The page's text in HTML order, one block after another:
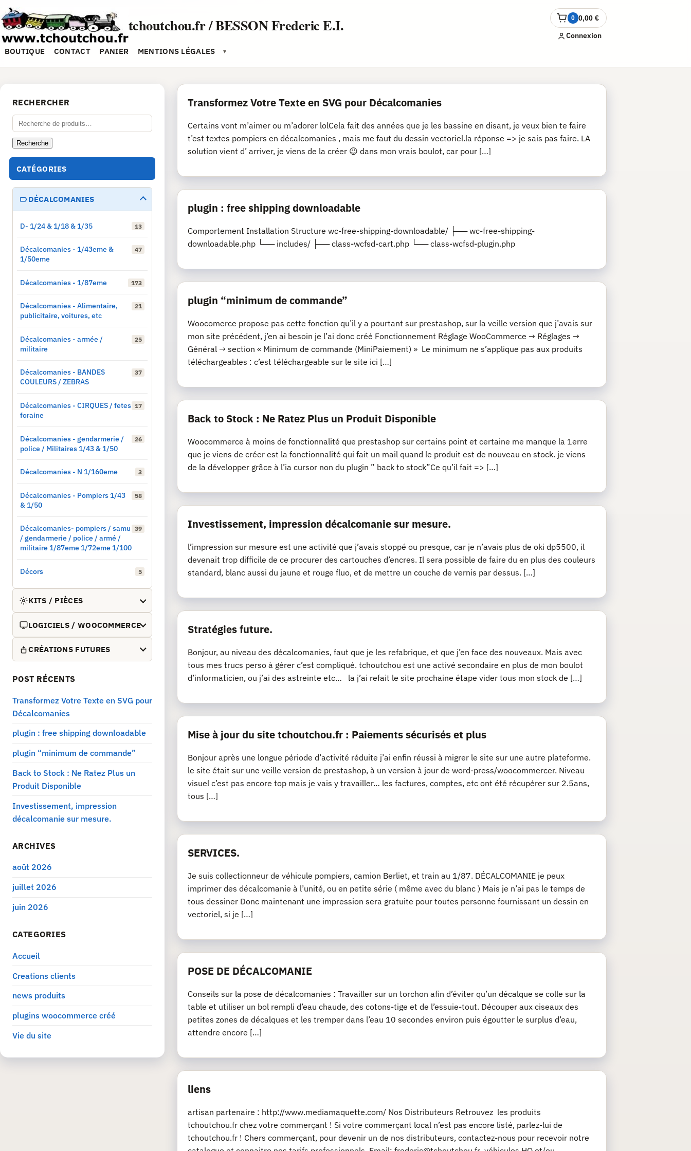
Aller
au
contenu
tchoutchou.fr / BESSON Frederic E.I.
BOUTIQUE CONTACT PANIER MENTIONS LÉGALES ▾
0 0,00€
Ouvrir
le
panierConnexion
Transformez Votre Texte en SVG pour Décalcomanies
Certains vont m’aimer ou m’adorer lolCela fait des années que je les bassine en disant, je veux bien te faire
t’est textes pompiers en décalcomanies , mais me faut du dessin vectoriel.la réponse => je sais pas faire. LA
solution vient d’ arriver, je viens de la créer 😉 dans mon vrais boulot, car pour […]
plugin : free shipping downloadable
Comportement Installation Structure wc-free-shipping-downloadable/ ├── wc-free-shipping-
downloadable.php └── includes/ ├── class-wcfsd-cart.php └── class-wcfsd-plugin.php
plugin “minimum de commande”
Woocomerce propose pas cette fonction qu’il y a pourtant sur prestashop, sur la veille version que j’avais sur
mon site précédent, j’en ai besoin je l’ai donc créé Fonctionnement Réglage WooCommerce → Réglages →
Général → section « Minimum de commande (MiniPaiement) » Le minimum ne s’applique pas aux produits
téléchargeables : c’est téléchargeable sur le site ici […]
Back to Stock : Ne Ratez Plus un Produit Disponible
Woocommerce à moins de fonctionnalité que prestashop sur certains point et certaine me manque la 1erre
que je viens de créer est la fonctionnalité qui fait un mail quand le produit est de nouveau en stock. je viens
de la développer grâce à l’ia cursor non du plugin ” back to stock”Ce qu’il fait => […]
Investissement, impression décalcomanie sur mesure.
l’impression sur mesure est une activité que j’avais stoppé ou presque, car je n’avais plus de oki dp5500, il
devenait trop difficile de ce procurer des cartouches d’encres. Il sera possible de faire du en plus des couleurs
standard, blanc aussi du jaune et rouge fluo, et de mettre un couche de vernis par dessus. […]
Stratégies future.
Bonjour, au niveau des décalcomanies, faut que je les refabrique, et que j’en face des nouveaux. Mais avec
tous mes trucs perso à gérer c’est compliqué. tchoutchou est une activé secondaire en plus de mon boulot
d’informaticien, ou j’ai des astreinte etc… la j’ai refait le site prochaine étape vider tous mon stock de […]
Mise à jour du site tchoutchou.fr : Paiements sécurisés et plus
Bonjour après une longue période d’activité réduite j’ai enfin réussi à migrer le site sur une autre plateforme.
le site était sur une veille version de prestashop, à un version à jour de word-press/woocommercer. Niveau
visuel c’est pas encore top mais je vais y travailler… les factures, comptes, etc ont été récupérer sur 2.5ans,
tous […]
SERVICES.
Je suis collectionneur de véhicule pompiers, camion Berliet, et train au 1/87. DÉCALCOMANIE je peux
imprimer des décalcomanie à l’unité, ou en petite série ( même avec du blanc ) Mais je n’ai pas le temps de
tous dessiner Donc maintenant une impression sera gratuite pour toutes personne fournissant un dessin en
vectoriel, si je […]
POSE DE DÉCALCOMANIE
Conseils sur la pose de décalcomanies : Travailler sur un torchon afin d’éviter qu’un décalque se colle sur la
table et utiliser un bol rempli d’eau chaude, des cotons-tige et de l’essuie-tout. Découper aux ciseaux des
petites zones de décalques et les tremper dans l’eau 10 secondes environ puis égoutter le surplus d’eau,
attendre encore […]
liens
artisan partenaire : http://www.mediamaquette.com/ Nos Distributeurs Retrouvez les produits
tchoutchou.fr chez votre commerçant ! Si votre commerçant local n’est pas encore listé, parlez-lui de
tchoutchou.fr ! Chers commerçant, pour devenir un de nos distributeurs, contactez-nous pour recevoir notre
RECHERCHER
Recherche
pour :
Recherche
CATÉGORIES
DÉCALCOMANIES
D- 1/24 & 1/18 & 1/35 13
Décalcomanies - 1/43eme &
1/50eme
47
Décalcomanies - 1/87eme 173
Décalcomanies - Alimentaire,
publicitaire, voitures, etc
21
Décalcomanies - armée /
militaire
25
Décalcomanies - BANDES
COULEURS / ZEBRAS
37
Décalcomanies - CIRQUES / fetes
foraine
17
Décalcomanies - gendarmerie /
police / Militaires 1/43 & 1/50
26
Décalcomanies - N 1/160eme 3
Décalcomanies - Pompiers 1/43
& 1/50
58
Décalcomanies- pompiers / samu
/ gendarmerie / police / armé /
militaire 1/87eme 1/72eme 1/100
39
Décors 5
KITS / PIÈCES
LOGICIELS / WOOCOMMERCE
CRÉATIONS FUTURES
POST RÉCENTS
Transformez Votre Texte en SVG pour
Décalcomanies
plugin : free shipping downloadable
plugin “minimum de commande”
Back to Stock : Ne Ratez Plus un
Produit Disponible
Investissement, impression
décalcomanie sur mesure.
ARCHIVES
août 2026
juillet 2026
juin 2026
CATEGORIES
Accueil
Creations clients
news produits
plugins woocommerce créé
Vie du site